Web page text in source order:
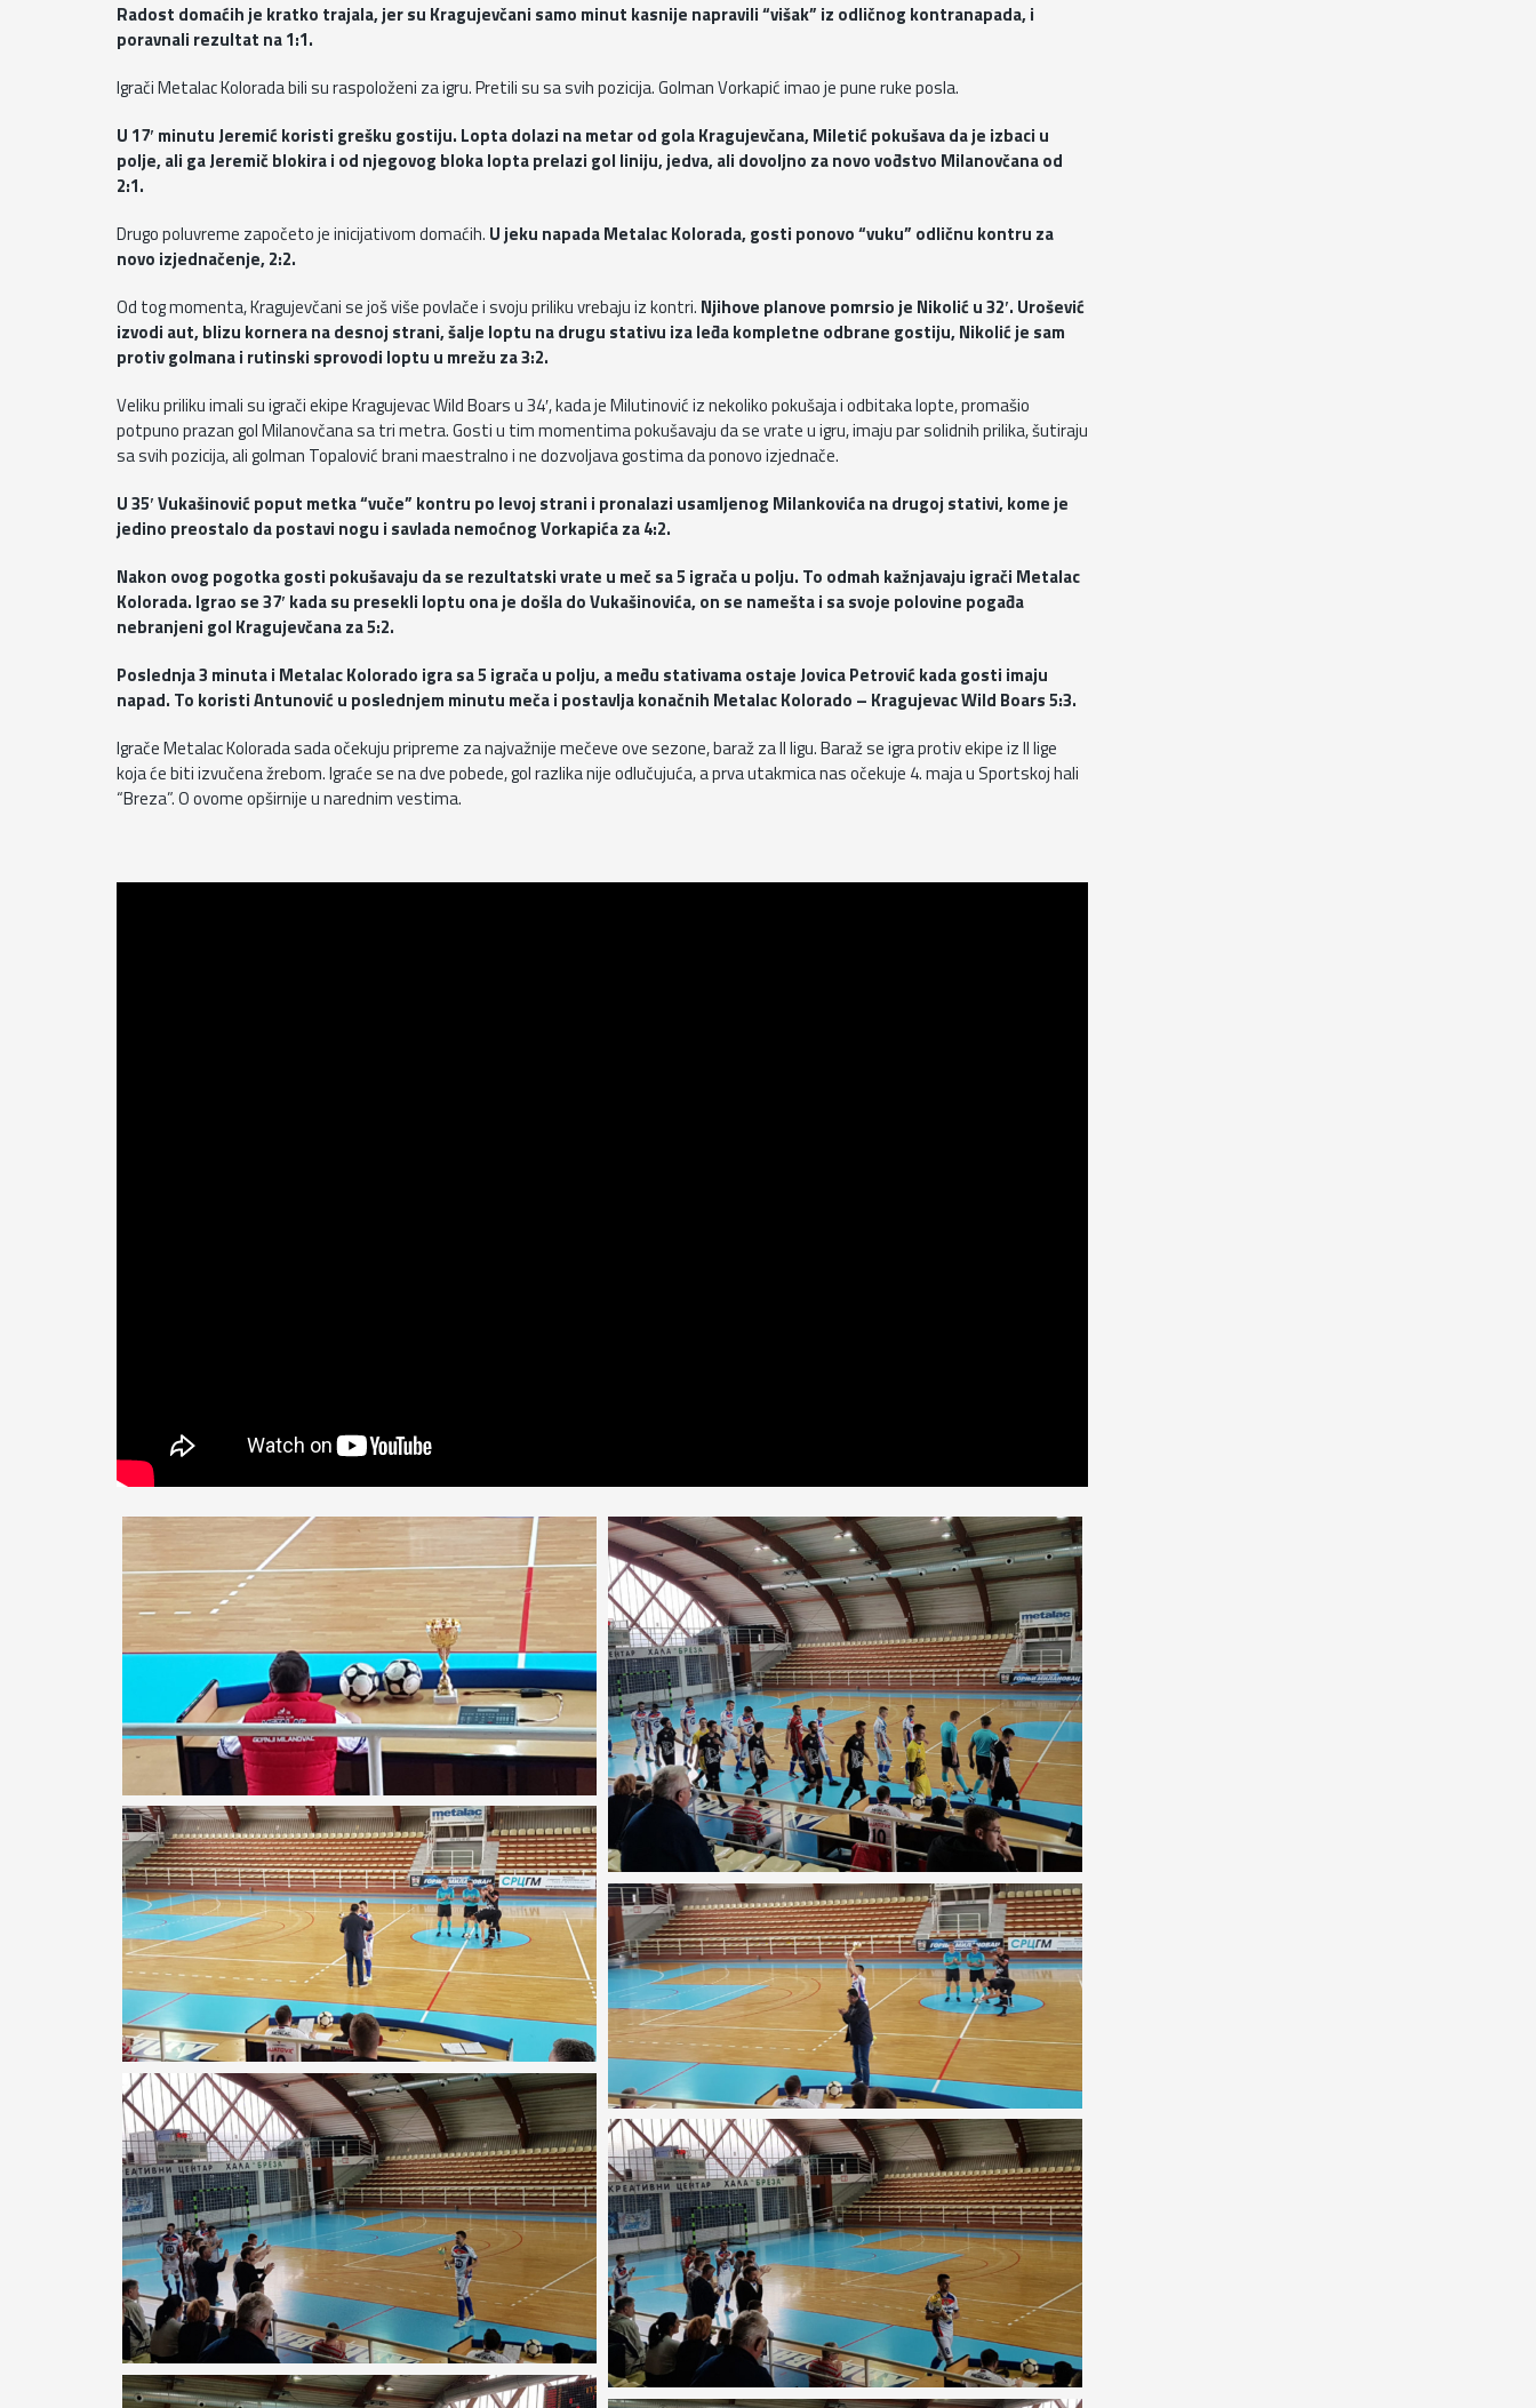
Radost domaćih je kratko trajala, jer su Kragujevčani samo minut kasnije napravili “višak” iz odličnog kontranapada, i
poravnali rezultat na 1:1.
Igrači Metalac Kolorada bili su raspoloženi za igru. Pretili su sa svih pozicija. Golman Vorkapić imao je pune ruke posla.
U 17′ minutu Jeremić koristi grešku gostiju. Lopta dolazi na metar od gola Kragujevčana, Miletić pokušava da je izbaci u
polje, ali ga Jeremič blokira i od njegovog bloka lopta prelazi gol liniju, jedva, ali dovoljno za novo vođstvo Milanovčana od
2:1.
Drugo poluvreme započeto je inicijativom domaćih. U jeku napada Metalac Kolorada, gosti ponovo “vuku” odličnu kontru za
novo izjednačenje, 2:2.
Od tog momenta, Kragujevčani se još više povlače i svoju priliku vrebaju iz kontri. Njihove planove pomrsio je Nikolić u 32′. Urošević
izvodi aut, blizu kornera na desnoj strani, šalje loptu na drugu stativu iza leđa kompletne odbrane gostiju, Nikolić je sam
protiv golmana i rutinski sprovodi loptu u mrežu za 3:2.
Veliku priliku imali su igrači ekipe Kragujevac Wild Boars u 34′, kada je Milutinović iz nekoliko pokušaja i odbitaka lopte, promašio
potpuno prazan gol Milanovčana sa tri metra. Gosti u tim momentima pokušavaju da se vrate u igru, imaju par solidnih prilika, šutiraju
sa svih pozicija, ali golman Topalović brani maestralno i ne dozvoljava gostima da ponovo izjednače.
U 35′ Vukašinović poput metka “vuče” kontru po levoj strani i pronalazi usamljenog Milankovića na drugoj stativi, kome je
jedino preostalo da postavi nogu i savlada nemoćnog Vorkapića za 4:2.
Nakon ovog pogotka gosti pokušavaju da se rezultatski vrate u meč sa 5 igrača u polju. To odmah kažnjavaju igrači Metalac
Kolorada. Igrao se 37′ kada su presekli loptu ona je došla do Vukašinovića, on se namešta i sa svoje polovine pogađa
nebranjeni gol Kragujevčana za 5:2.
Poslednja 3 minuta i Metalac Kolorado igra sa 5 igrača u polju, a među stativama ostaje Jovica Petrović kada gosti imaju
napad. To koristi Antunović u poslednjem minutu meča i postavlja konačnih Metalac Kolorado – Kragujevac Wild Boars 5:3.
Igrače Metalac Kolorada sada očekuju pripreme za najvažnije mečeve ove sezone, baraž za II ligu. Baraž se igra protiv ekipe iz II lige
koja će biti izvučena žrebom. Igraće se na dve pobede, gol razlika nije odlučujuća, a prva utakmica nas očekuje 4. maja u Sportskoj hali
“Breza”. O ovome opširnije u narednim vestima.